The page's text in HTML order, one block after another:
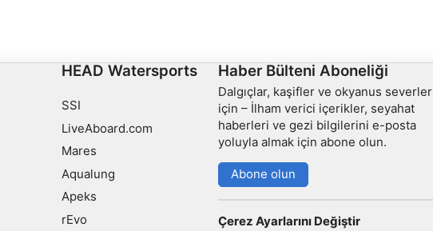
HEAD Watersports
SSI
LiveAboard.com
Mares
Aqualung
Apeks
rEvo
Haber Bülteni Aboneliği
Dalgıçlar, kaşifler ve okyanus severler
için – İlham verici içerikler, seyahat
haberleri ve gezi bilgilerini e-posta
yoluyla almak için abone olun.
Abone olun
Çerez Ayarlarını Değiştir